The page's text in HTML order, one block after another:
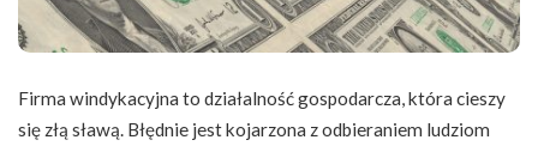
Firma windykacyjna to działalność gospodarcza, która cieszy
się złą sławą. Błędnie jest kojarzona z odbieraniem ludziom